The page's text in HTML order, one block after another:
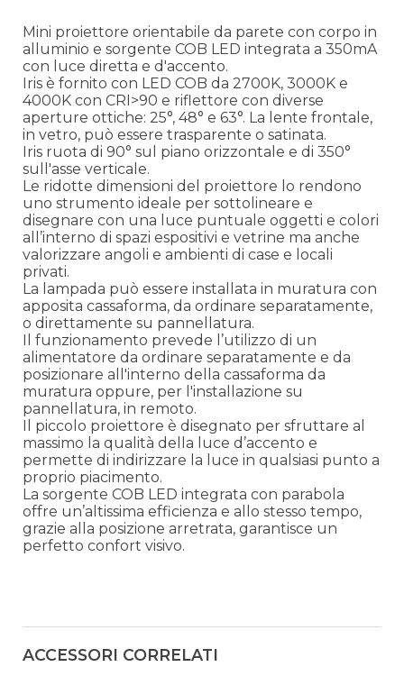
Mini proiettore orientabile da parete con corpo in
alluminio e sorgente COB LED integrata a 350mA
con luce diretta e d'accento.
Iris è fornito con LED COB da 2700K, 3000K e
4000K con CRI>90 e riflettore con diverse
aperture ottiche: 25°, 48° e 63°. La lente frontale,
in vetro, può essere trasparente o satinata.
Iris ruota di 90° sul piano orizzontale e di 350°
sull'asse verticale.
Le ridotte dimensioni del proiettore lo rendono
uno strumento ideale per sottolineare e
disegnare con una luce puntuale oggetti e colori
all’interno di spazi espositivi e vetrine ma anche
valorizzare angoli e ambienti di case e locali
privati.
La lampada può essere installata in muratura con
apposita cassaforma, da ordinare separatamente,
o direttamente su pannellatura.
Il funzionamento prevede l’utilizzo di un
alimentatore da ordinare separatamente e da
posizionare all'interno della cassaforma da
muratura oppure, per l'installazione su
pannellatura, in remoto.
Il piccolo proiettore è disegnato per sfruttare al
massimo la qualità della luce d’accento e
permette di indirizzare la luce in qualsiasi punto a
proprio piacimento.
La sorgente COB LED integrata con parabola
offre un’altissima efficienza e allo stesso tempo,
grazie alla posizione arretrata, garantisce un
perfetto confort visivo.
ACCESSORI CORRELATI